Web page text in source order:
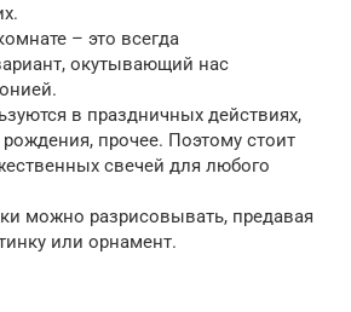
– это всегда
окутывающий нас
в праздничных действиях,
прочее. Поэтому стоит
свечей для любого
можно разрисовывать, предавая
или орнамент.